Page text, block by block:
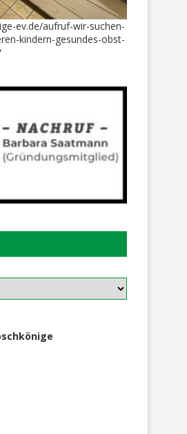
ev.de/aufruf-wir-suchen-
kindern-gesundes-obst-